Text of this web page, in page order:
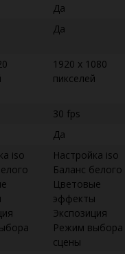
Да
Да
1920 x 1080
пикселей
30 fps
Да
iso
Настройка iso
Баланс белого
Цветовые
эффекты
Экспозиция
Режим выбора
сцены